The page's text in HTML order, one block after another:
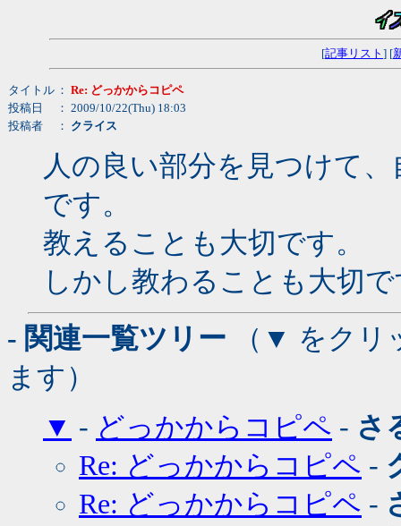
[記事リスト ] [
タイトル ： Re: どっかからコピペ
投稿日
： 2009/10/22(Thu) 18:03
投稿者
： クライス
人の良い部分を見つけて
です。
教えることも大切です。
しかし教わることも大切
- 関連一覧ツリー （▼ をクリ
ます）
▼ - どっかからコピペ - さ
Re: どっかからコピペ -
Re: どっかからコピペ -